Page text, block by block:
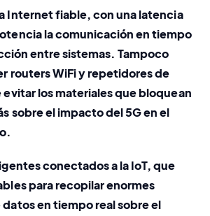
Internet fiable, con una latencia
la comunicación en tiempo
entre sistemas. Tampoco
routers WiFi y repetidores de
evitar los materiales que bloquean
sobre el impacto del 5G en el
.
conectados a la IoT, que
para recopilar enormes